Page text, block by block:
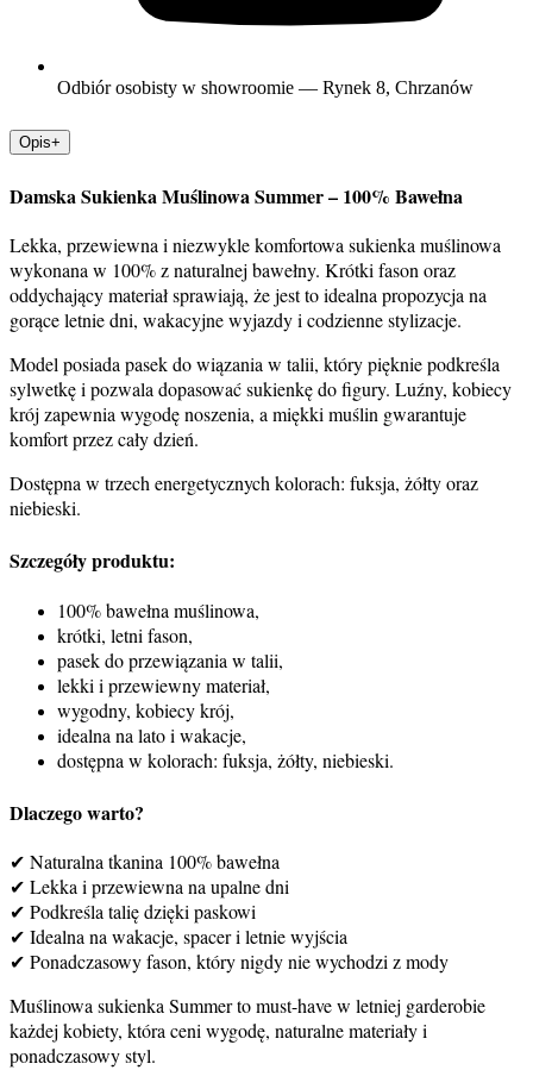
Odbiór osobisty w showroomie — Rynek 8, Chrzanów
Opis+
Damska Sukienka Muślinowa Summer – 100% Bawełna
Lekka, przewiewna i niezwykle komfortowa sukienka muślinowa
wykonana w 100% z naturalnej bawełny. Krótki fason oraz
oddychający materiał sprawiają, że jest to idealna propozycja na
gorące letnie dni, wakacyjne wyjazdy i codzienne stylizacje.
Model posiada pasek do wiązania w talii, który pięknie podkreśla
sylwetkę i pozwala dopasować sukienkę do figury. Luźny, kobiecy
krój zapewnia wygodę noszenia, a miękki muślin gwarantuje
komfort przez cały dzień.
Dostępna w trzech energetycznych kolorach: fuksja, żółty oraz
niebieski.
Szczegóły produktu:
100% bawełna muślinowa,
krótki, letni fason,
pasek do przewiązania w talii,
lekki i przewiewny materiał,
wygodny, kobiecy krój,
idealna na lato i wakacje,
dostępna w kolorach: fuksja, żółty, niebieski.
Dlaczego warto?
✔ Naturalna tkanina 100% bawełna
✔ Lekka i przewiewna na upalne dni
✔ Podkreśla talię dzięki paskowi
✔ Idealna na wakacje, spacer i letnie wyjścia
✔ Ponadczasowy fason, który nigdy nie wychodzi z mody
Muślinowa sukienka Summer to must-have w letniej garderobie
każdej kobiety, która ceni wygodę, naturalne materiały i
ponadczasowy styl.